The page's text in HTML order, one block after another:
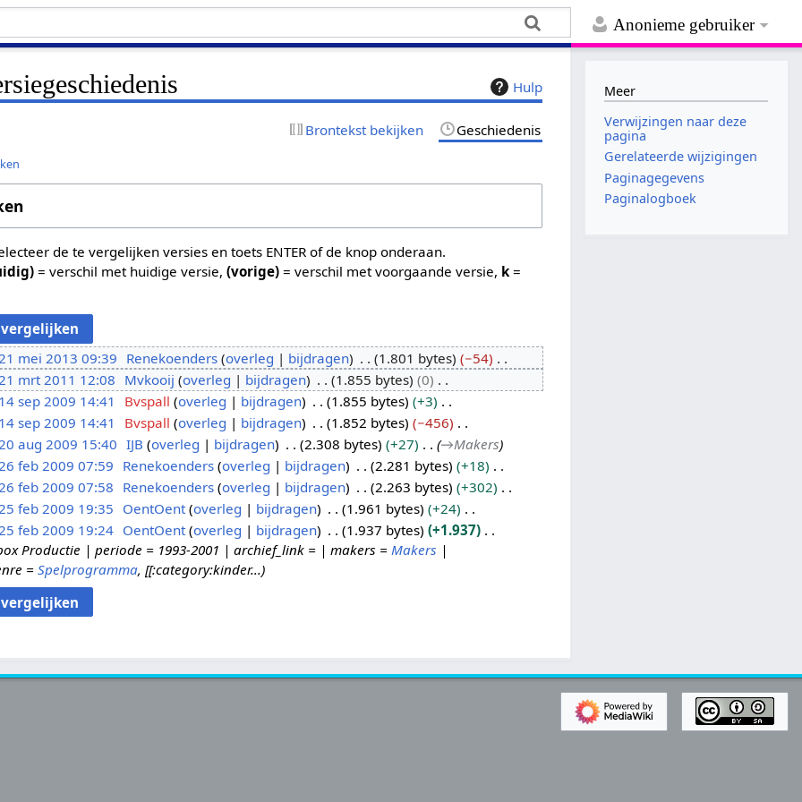
Anonieme gebruiker
Hulp
Brontekst bekijken Geschiedenis
de te vergelijken versies en toets ENTER of de knop onderaan.
= verschil met huidige versie,(vorige) = verschil met voorgaande versie, k =
mei 2013 09:39 Renekoenders overleg bijdragen 1.801 bytes
−54
mrt 2011 12:08 Mvkooij overleg bijdragen 1.855 bytes
0
14 sep 2009 14:41 Bvspall overleg bijdragen 1.855 bytes
+3
14 sep 2009 14:41 Bvspall overleg bijdragen 1.852 bytes
−456
aug 2009 15:40 IJB overleg bijdragen 2.308 bytes +27 →Makers
feb 2009 07:59 Renekoenders overleg bijdragen 2.281 bytes
+18
feb 2009 07:58 Renekoenders overleg bijdragen 2.263 bytes
+302
feb 2009 19:35 OentOent overleg bijdragen 1.961 bytes
+24
feb 2009 19:24 OentOent overleg bijdragen 1.937 bytes
+1.937
Productie | periode = 1993-2001 | archief_link = | makers = Makers |
= Spelprogramma, [[:category:kinder...
Meer
Verwijzingen naar deze
pagina
Gerelateerde wijzigingen
Paginagegevens
Paginalogboek